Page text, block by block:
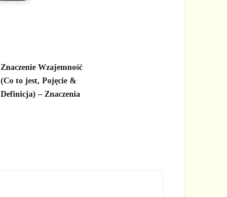
Znaczenie Wzajemność
(Co to jest, Pojęcie &
Definicja) – Znaczenia